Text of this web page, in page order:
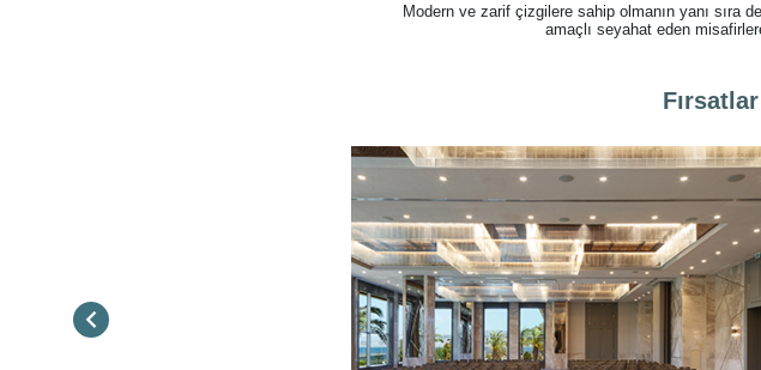
Modern ve zarif çizgilere sahip olmanın yanı sıra
amaçlı seyahat eden